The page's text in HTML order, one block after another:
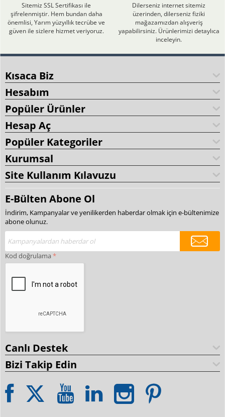
Sitemiz SSL Sertifikası ile
şifrelenmiştir. Hem bundan daha
önemlisi, Yarım yüzyıllık tecrübe ve
güven ile sizlere hizmet veriyoruz.
Dilerseniz internet sitemiz
üzerinden, dilerseniz fiziki
mağazamızdan alışveriş
yapabilirsiniz. Ürünlerimizi detaylıca
inceleyin.
Kısaca Biz
Hesabım
Popüler Ürünler
Hesap Aç
Popüler Kategoriler
Kurumsal
Site Kullanım Kılavuzu
E-Bülten Abone Ol
İndirim, Kampanyalar ve yenilikerden haberdar olmak için e-bültenimize
abone olunuz.
Kod doğrulama
Canlı Destek
Bizi Takip Edin